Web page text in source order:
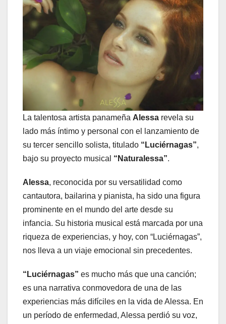
La talentosa artista panameña Alessa revela su
lado más íntimo y personal con el lanzamiento de
su tercer sencillo solista, titulado “Luciérnagas”,
bajo su proyecto musical “Naturalessa”.
Alessa, reconocida por su versatilidad como
cantautora, bailarina y pianista, ha sido una figura
prominente en el mundo del arte desde su
infancia. Su historia musical está marcada por una
riqueza de experiencias, y hoy, con “Luciérnagas”,
nos lleva a un viaje emocional sin precedentes.
“Luciérnagas” es mucho más que una canción;
es una narrativa conmovedora de una de las
experiencias más difíciles en la vida de Alessa. En
un período de enfermedad, Alessa perdió su voz,